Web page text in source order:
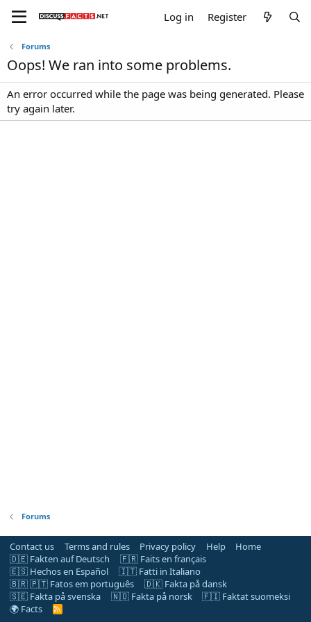
Log in Register
Forums
Oops! We ran into some problems.
An error occurred while the page was being generated. Please
try again later.
Forums
Contact us Terms and rules Privacy policy Help
Home
🇩🇪 Fakten auf Deutsch
🇫🇷 Faits en français
🇪🇸 Hechos en Español
🇮🇹 Fatti in Italiano
🇧🇷 🇵🇹 Fatos em português
🇩🇰 Fakta på dansk
🇸🇪 Fakta på svenska
🇳🇴 Fakta på norsk
🇫🇮 Faktat suomeksi
🌍 Facts
R